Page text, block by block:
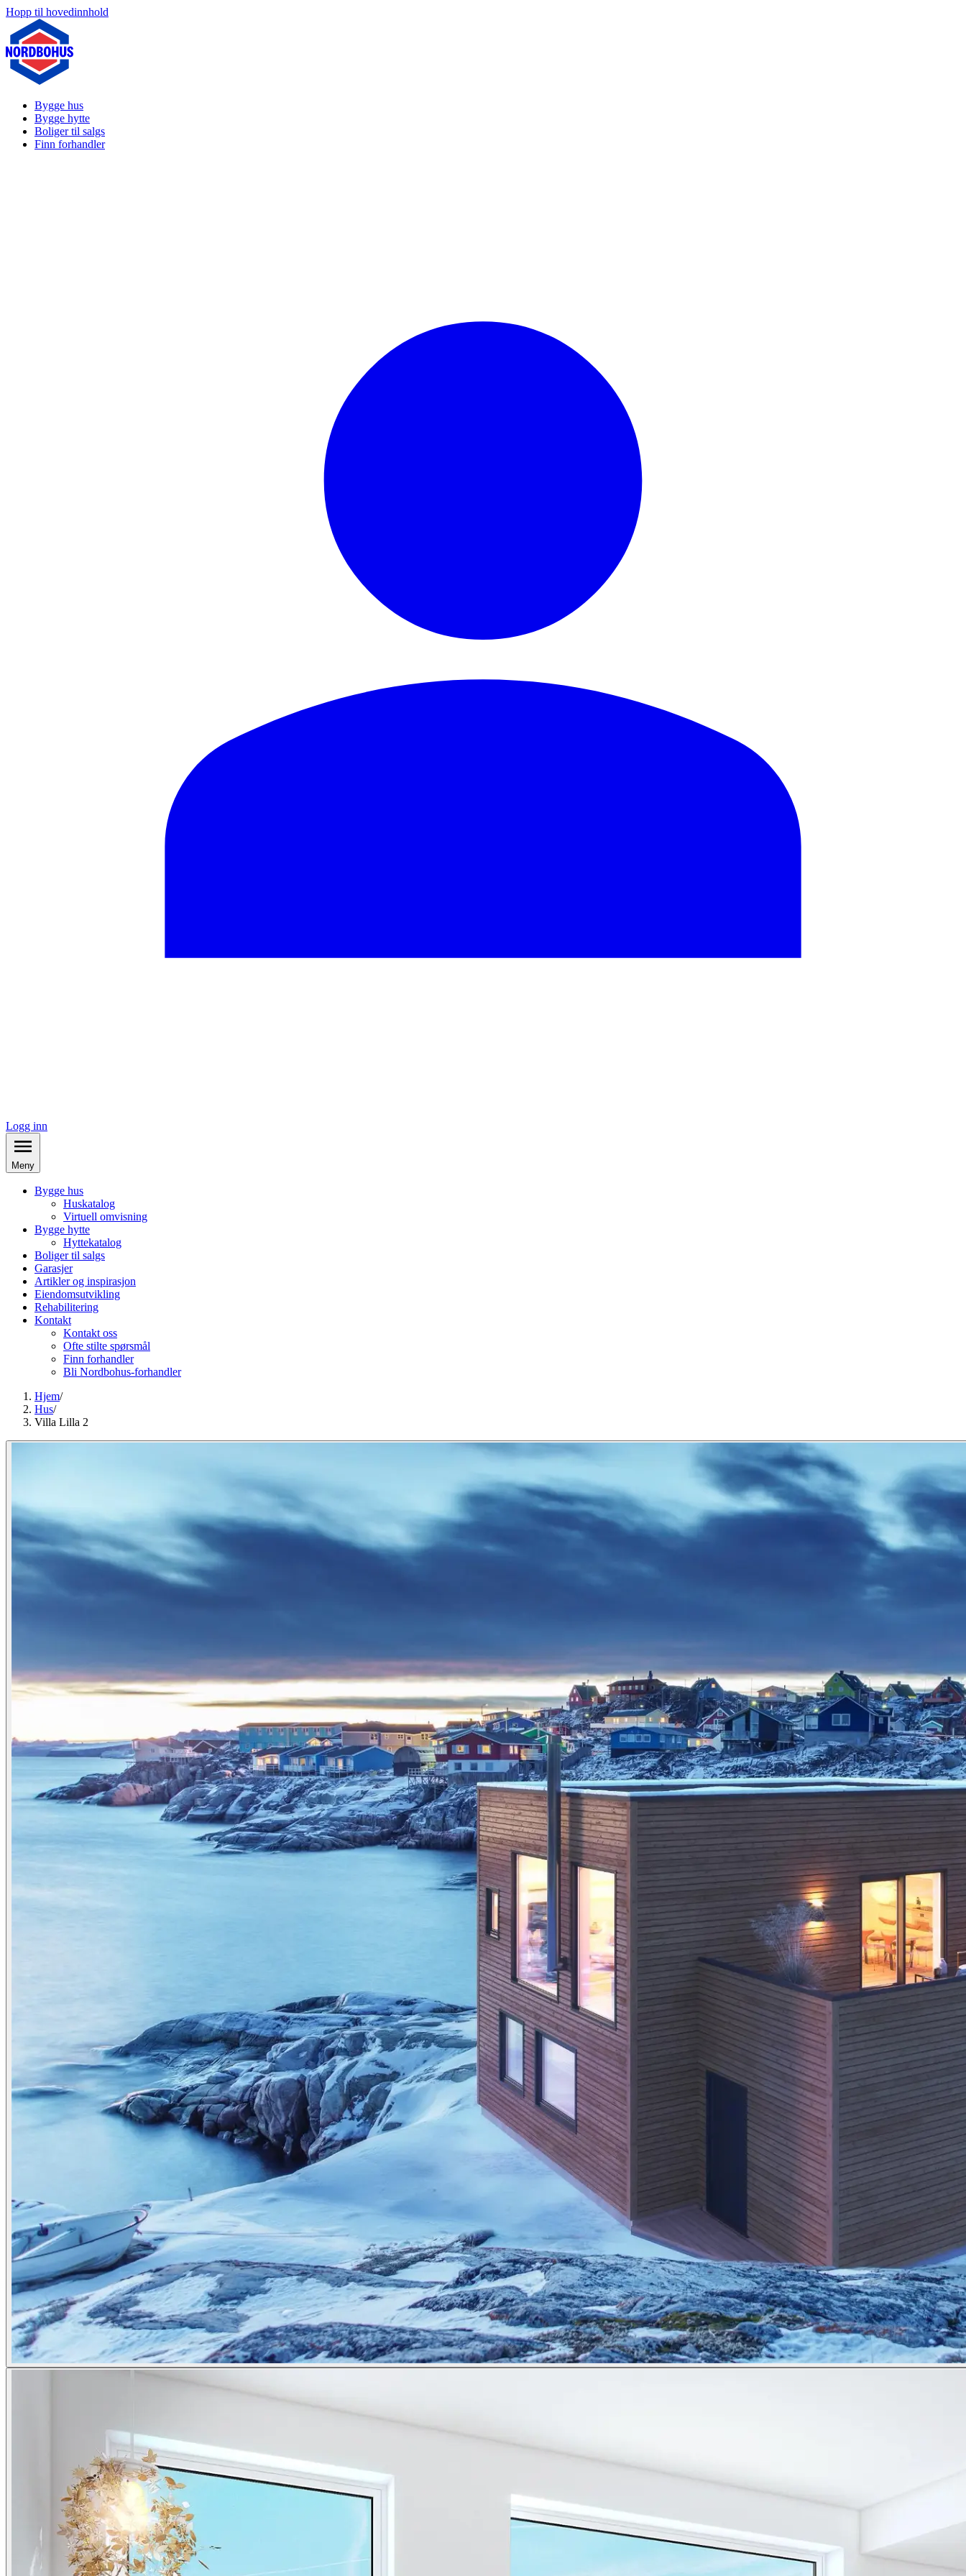
Hopp til hovedinnhold
Bygge hus
Bygge hytte
Boliger til salgs
Finn forhandler
Logg inn
Meny
Bygge hus
Huskatalog
Virtuell omvisning
Bygge hytte
Hyttekatalog
Boliger til salgs
Garasjer
Artikler og inspirasjon
Eiendomsutvikling
Rehabilitering
Kontakt
Kontakt oss
Ofte stilte spørsmål
Finn forhandler
Bli Nordbohus-forhandler
Hjem/
Hus/
Villa Lilla 2